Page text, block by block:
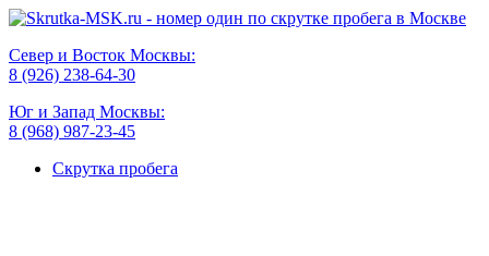
Север и Восток Москвы:
8 (926) 238-64-30
Юг и Запад Москвы:
8 (968) 987-23-45
Скрутка пробега